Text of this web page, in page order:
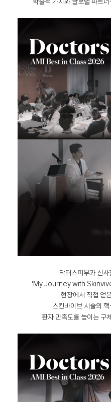
학술적 가치와 글로벌 파트
닥터스피부과 신
'My Journey with Skinvive'
현장에서 직접 얻
스킨바이브 시술의
환자 만족도를 높이는 구